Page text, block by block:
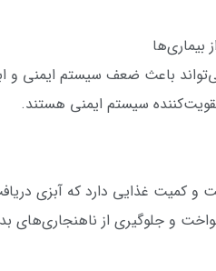
باعث ضعف سیستم ایمنی و
سیستم ایمنی هستند.
و کمیت غذایی دارد که آبزی
و جلوگیری از ناهنجاری‌های